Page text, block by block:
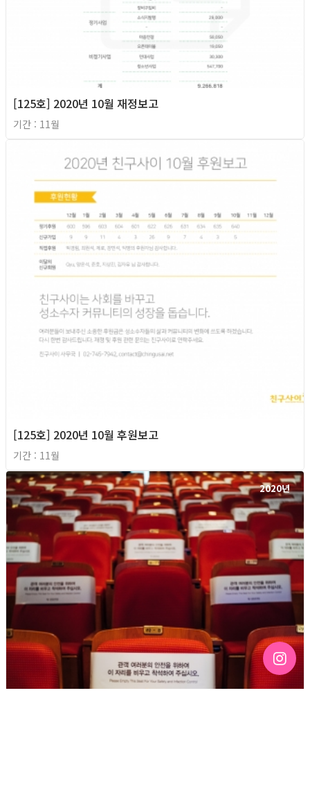
[125호] 2020년 10월 재정보고
기간 : 11월
[125호] 2020년 10월 후원보고
기간 : 11월
2020년